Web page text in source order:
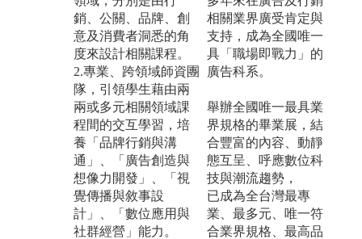
銷、公關、品牌、創
意及消費者洞悉的角
度來設計相關課程。
2.專業、跨領域師資團
隊，引領學生藉由兩
兩或多元相關領域課
程間的交互學習，培
養「品牌行銷與溝
通」、「廣告創造與
想像力開發」、「視
覺傳播與敘事設
計」、「數位應用與
社群經營」能力。
相關業界廣受肯定與
支持，成為全國唯一
具「職場即戰力」的
廣告科系。
舉辦全國唯一最具業
界規格的畢業展，結
合豐富的內容、動靜
態互呈、呼應數位科
技與潮流趨勢，
已成為全台灣最專
業、最多元、唯一符
合業界規格、最高品